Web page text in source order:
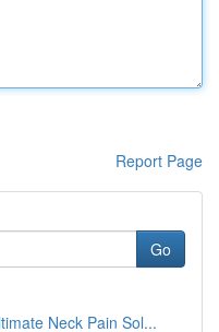
Report Page
Go
Neck Pain Sol...